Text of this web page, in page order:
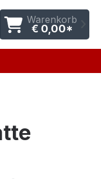
Warenkorb
€ 0,00*